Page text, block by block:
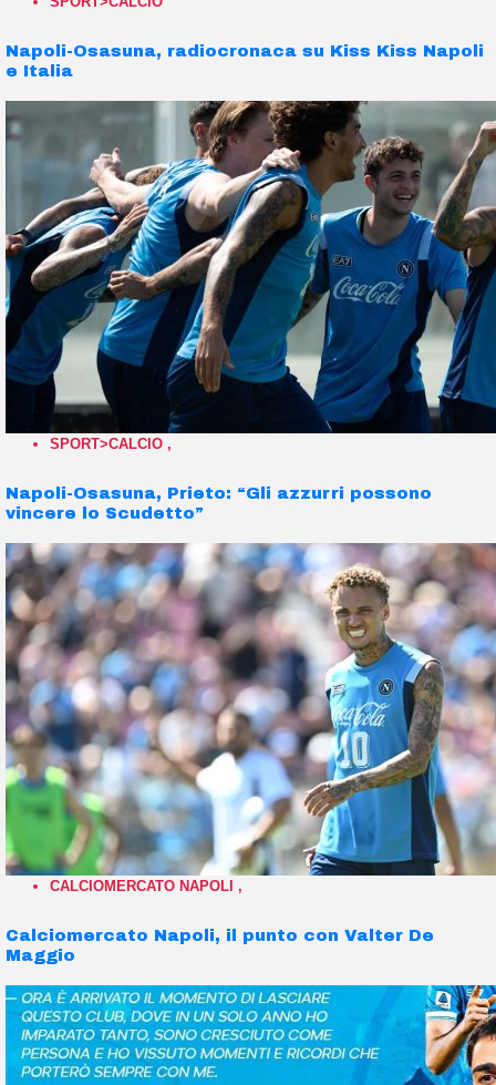
Napoli-Osasuna, radiocronaca su Kiss Kiss Napoli
e Italia
SPORT>CALCIO ,
Napoli-Osasuna, Prieto: “Gli azzurri possono
vincere lo Scudetto”
CALCIOMERCATO NAPOLI ,
Calciomercato Napoli, il punto con Valter De
Maggio